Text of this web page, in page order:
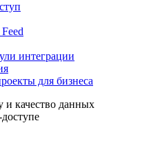
интеграции
для бизнеса
и качество данных